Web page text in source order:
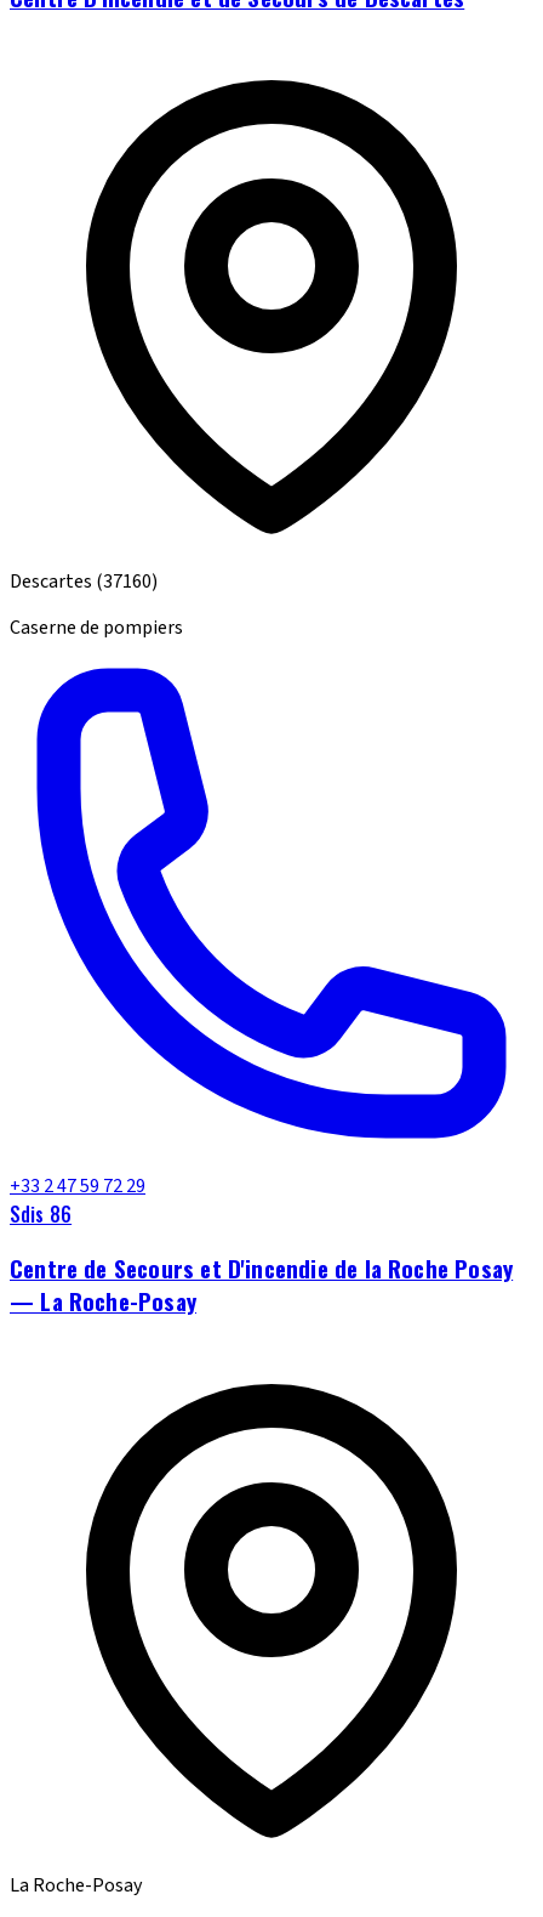
Descartes (37160)
Caserne de pompiers
+33 2 47 59 72 29
Sdis 86
Centre de Secours et D'incendie de la Roche Posay
— La Roche-Posay
La Roche-Posay